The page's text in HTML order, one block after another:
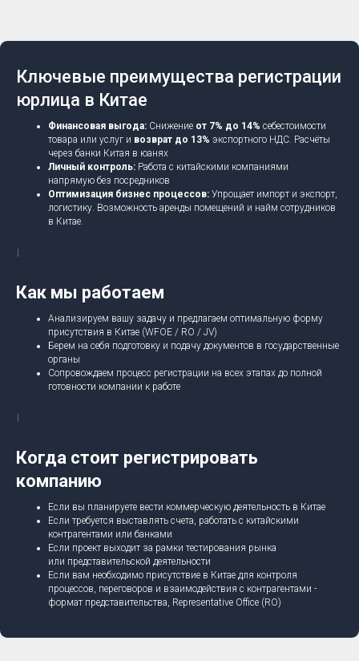
Ключевые преимущества регистрации
юрлица в Китае
Финансовая выгода: Снижение от 7% до 14% себестоимости
товара или услуг и возврат до 13% экспортного НДС. Расчёты
через банки Китая в юанях
Личный контроль: Работа с китайскими компаниями
напрямую без посредников
Оптимизация бизнес процессов: Упрощает импорт и экспорт,
логистику. Возможность аренды помещений и найм сотрудников
в Китае.
Как мы работаем
Анализируем вашу задачу и предлагаем оптимальную форму
присутствия в Китае (WFOE / RO / JV)
Берем на себя подготовку и подачу документов в государственные
органы
Сопровождаем процесс регистрации на всех этапах до полной
готовности компании к работе
Когда стоит регистрировать
компанию
Если вы планируете вести коммерческую деятельность в Китае
Если требуется выставлять счета, работать с китайскими
контрагентами или банками
Если проект выходит за рамки тестирования рынка
или представительской деятельности
Если вам необходимо присутствие в Китае для контроля
процессов, переговоров и взаимодействия с контрагентами -
формат представительства, Representative Office (RO)